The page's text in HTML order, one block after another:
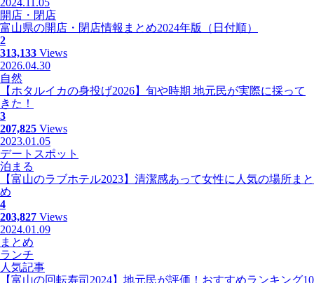
2024.11.05
開店・閉店
富山県の開店・閉店情報まとめ2024年版（日付順）
2
313,133 Views
2026.04.30
自然
【ホタルイカの身投げ2026】旬や時期 地元民が実際に採って
きた！
3
207,825 Views
2023.01.05
デートスポット
泊まる
【富山のラブホテル2023】清潔感あって女性に人気の場所まと
め
4
203,827 Views
2024.01.09
まとめ
ランチ
人気記事
【富山の回転寿司2024】地元民が評価！おすすめランキング10